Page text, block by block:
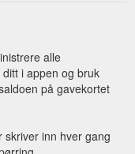
alle
i appen og bruk
på gavekortet
skriver inn hver gang